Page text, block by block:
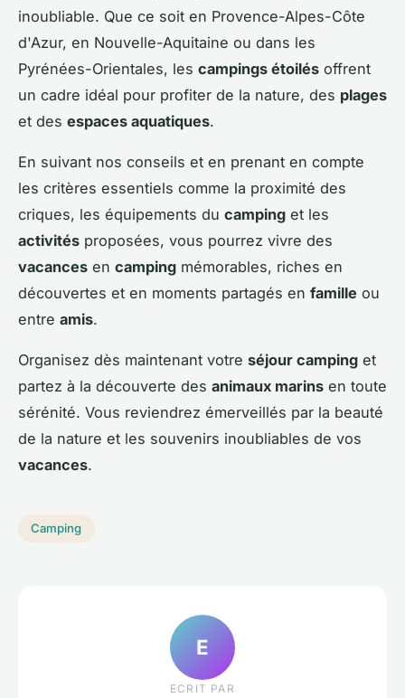
inoubliable. Que ce soit en Provence-Alpes-Côte
d'Azur, en Nouvelle-Aquitaine ou dans les
Pyrénées-Orientales, les campings étoilés offrent
un cadre idéal pour profiter de la nature, des plages
et des espaces aquatiques.
En suivant nos conseils et en prenant en compte
les critères essentiels comme la proximité des
criques, les équipements du camping et les
activités proposées, vous pourrez vivre des
vacances en camping mémorables, riches en
découvertes et en moments partagés en famille ou
entre amis.
Organisez dès maintenant votre séjour camping et
partez à la découverte des animaux marins en toute
sérénité. Vous reviendrez émerveillés par la beauté
de la nature et les souvenirs inoubliables de vos
vacances.
Camping
E
ECRIT PAR